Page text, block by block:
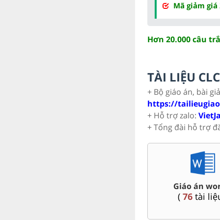
Mã giảm
Hơn 20.000 câu
TÀI LIỆU
+ Bộ giáo án, bài
https://
+ Hỗ trợ zalo:
+ Tổng đài hỗ trợ
Đề thi vào 10
Nội, Tp. Hồ
( 45tài